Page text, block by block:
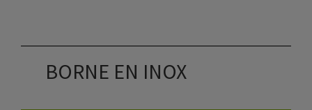
BORNE EN INOX